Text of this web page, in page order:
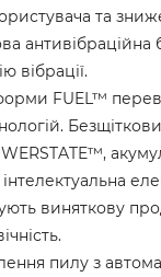
та
антивібраційна
вібрації.
FUEL™
виняткову
пилу з